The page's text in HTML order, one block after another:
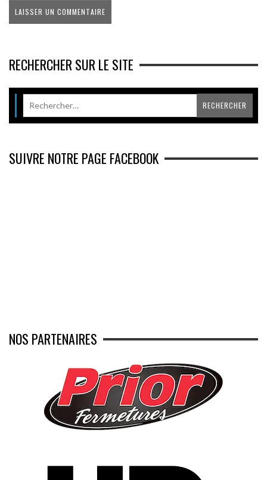
RECHERCHER SUR LE SITE
SUIVRE NOTRE PAGE FACEBOOK
NOS PARTENAIRES